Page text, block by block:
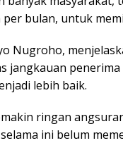
bulan, untuk
Nugroho,
jangkauan
lebih baik.
ringan
ini belum